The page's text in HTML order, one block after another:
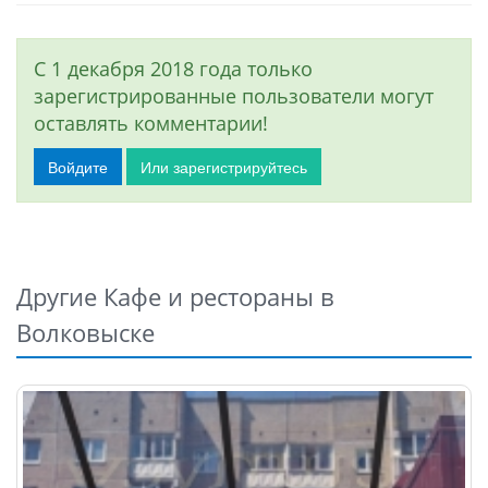
С 1 декабря 2018 года только
зарегистрированные пользователи могут
оставлять комментарии!
Войдите Или зарегистрируйтесь
Другие Кафе и рестораны в
Волковыске